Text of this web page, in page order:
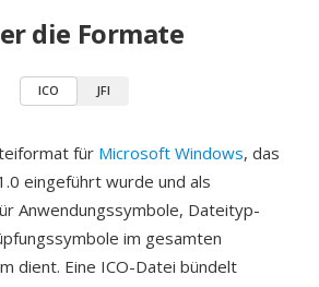
die Formate
ICO JFI
für Microsoft Windows, das
eingeführt wurde und als
Anwendungssymbole, Dateityp-
im gesamten
dient. Eine ICO-Datei bündelt